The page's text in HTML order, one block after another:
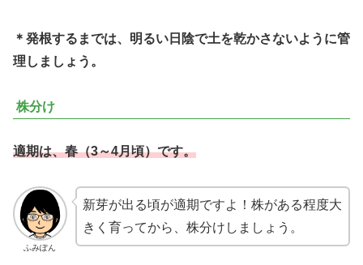
＊発根するまでは、明るい日陰で土を乾かさないように管
理しましょう。
株分け
適期は、春（3～4月頃）です。
ふみぽん
新芽が出る頃が適期ですよ！株がある程度大
きく育ってから、株分けしましょう。